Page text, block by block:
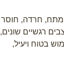
מתח, חרדה, חוסר
רגשיים שונים,
בטוח ויעיל,